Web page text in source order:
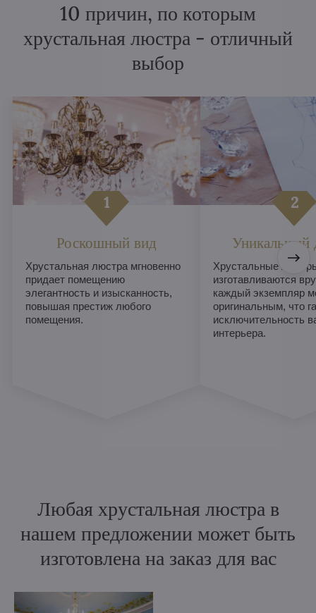
10 причин, по которым
хрустальная люстра - отличный
выбор
Роскошный вид
Хрустальная люстра мгновенно
придает помещению
элегантность и изысканность,
повышая престиж любого
помещения.
Уникальный
Хрустальные
изготавливаются
каждый экземпляр
оригинальным, что
исключительность
интерьера.
Любая хрустальная люстра в
нашем предложении может быть
изготовлена на заказ для вас